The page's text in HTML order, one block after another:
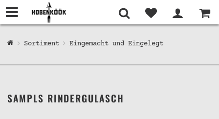
Sortiment Eingemacht und Eingelegt
SAMPLS RINDERGULASCH